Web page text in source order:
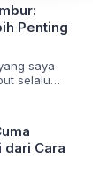
Penting
saya
selalu
yang
henti.
burnout
dari Cara